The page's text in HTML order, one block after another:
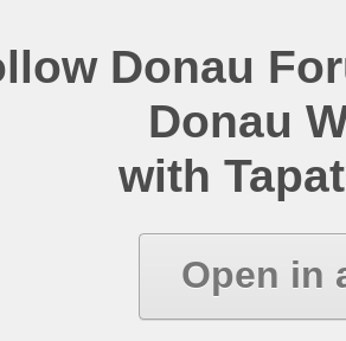
Donau
Donau
with
Open in